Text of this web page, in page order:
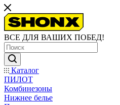
ВСЕ ДЛЯ ВАШИХ ПОБЕД!
Каталог
ПИЛОТ
Комбинезоны
Нижнее белье